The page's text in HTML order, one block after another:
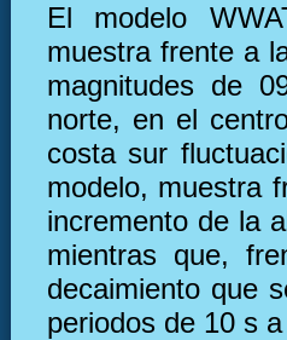
El modelo
muestra frente a
magnitudes de
norte, en el
costa sur
modelo, muestra
incremento de la
mientras que,
decaimiento que
periodos de 10 s